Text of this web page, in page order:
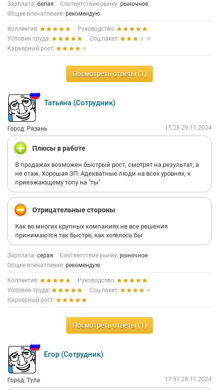
проведённое на работе после 18:00, не оплачивается.
Взысканием задолженности по оплате рекламы будете также
заниматься вы. Вы и продажник, и маркетолог, и коллектор
за скромные 60к рублей. Компенсация проезда и карта
тройка за счёт компании в связи с разъездным характером
работы - чушь собачья. Коллектив в московском офисе тоже
не гнушаются покопаться в ваших личных вещах и
переписках, а потом обсудить найденное с руководителем.
Это же касается и сказанного лично. Секретов здесь нет и
быть не может, все что говорите вы станет достоянием
общественности, и это не только не пересекается, но и вполне
приветствуется.
Зарплата: белая Соответствие рынку: рыночное
Общее впечатление: рекомендую
Коллектив:
Руководство:
Условия труда:
Соц.пакет:
Карьерный рост:
Посмотреть ответы (1)
Татьяна (Сотрудник)
Город: Рязань 15:28 29.11.2024
Плюсы в работе
В продажах возможен быстрый рост, смотрят на результат, а
не стаж. Хорошая ЗП. Адекватные люди на всех уровнях, к
приезжающему топу на "ты"
Отрицательные стороны
Как во многих крупных компаниях не все решения
принимаются так быстро, как хотелось бы
Зарплата: серая Соответствие рынку: рыночное
Общее впечатление: рекомендую
Коллектив:
Руководство:
Условия труда:
Соц.пакет:
Карьерный рост:
Посмотреть ответы (1)
Егор (Сотрудник)
Город: Тула 17:57 28.11.2024